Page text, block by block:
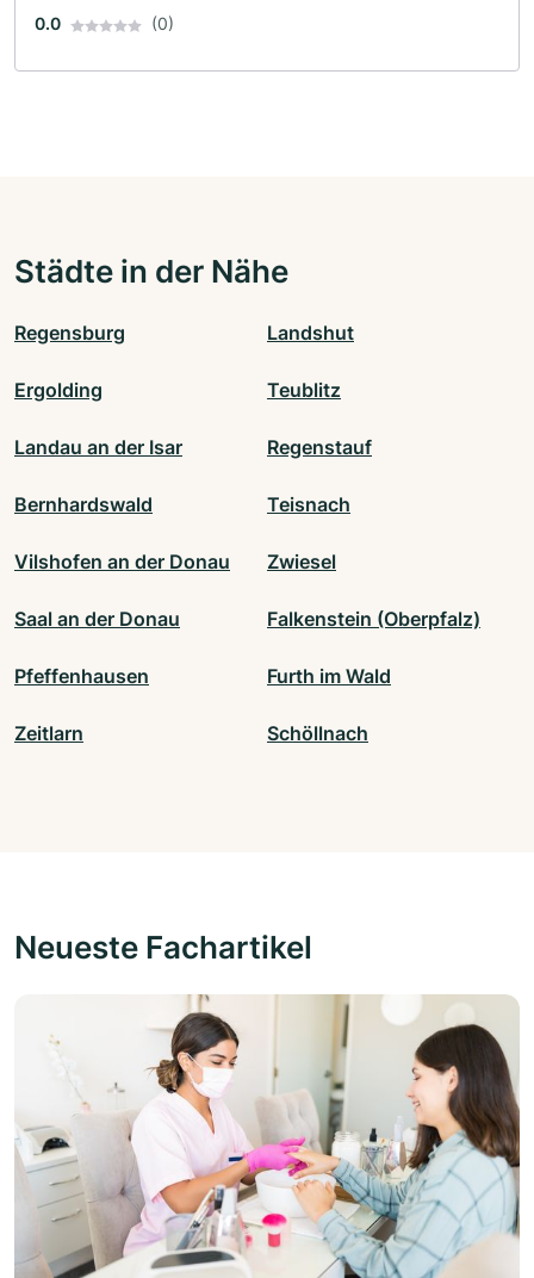
0.0 (0)
Städte in der Nähe
Regensburg Landshut
Ergolding Teublitz
Landau an der Isar Regenstauf
Bernhardswald Teisnach
Vilshofen an der Donau Zwiesel
Saal an der Donau Falkenstein (Oberpfalz)
Pfeffenhausen Furth im Wald
Zeitlarn Schöllnach
Neueste Fachartikel